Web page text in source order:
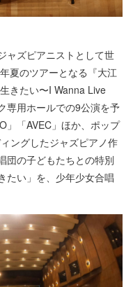
ャズピアニストとして世
夏のツアーとなる『大江
きたい〜I Wanna Live
専用ホールでの9公演を予
」「AVEC」ほか、ポップ
ングしたジャズピアノ作
団の子どもたちとの特別
たい」を、少年少女合唱